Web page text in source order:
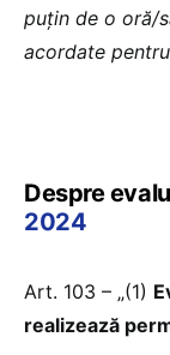
puțin de o oră/
acordate
Despre
2024
Art. 103 – „(1)
realizează